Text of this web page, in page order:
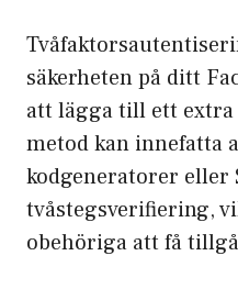
säkerheten på ditt
att lägga till ett extra
metod kan innefatta
kodgeneratorer eller
tvåstegsverifiering,
obehöriga att få